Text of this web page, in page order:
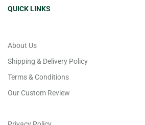
QUICK LINKS
About Us
Shipping & Delivery Policy
Terms & Conditions
Our Custom Review